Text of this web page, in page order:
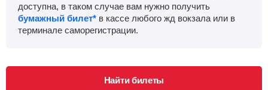
доступна, в таком случае вам нужно получить
бумажный билет* в кассе любого жд вокзала или в
терминале саморегистрации.
Найти билеты